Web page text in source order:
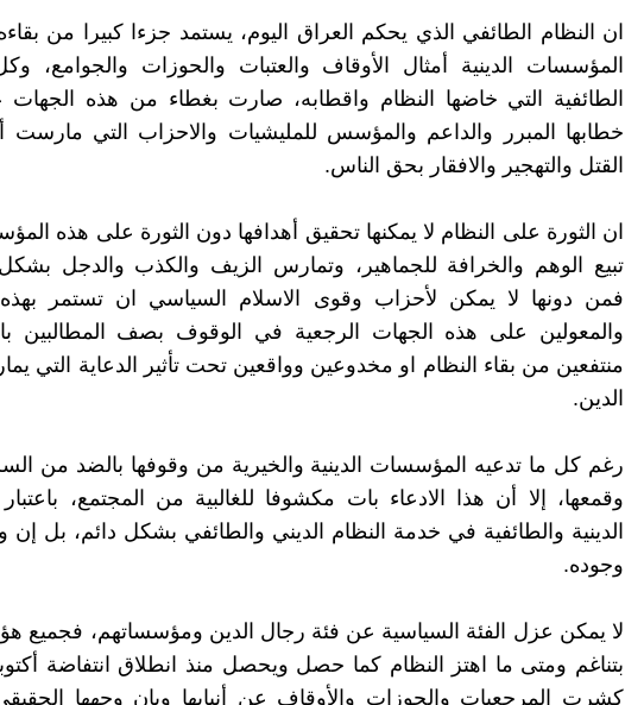
ان النظام الطائفي الذي يحكم العراق اليوم، يستمد جزءا كبيرا من
المؤسسات الدينية أمثال الأوقاف والعتبات والحوزات والجوامع،
الطائفية التي خاضها النظام واقطابه، صارت بغطاء من هذه
خطابها المبرر والداعم والمؤسس للمليشيات والاحزاب التي مارست
القتل والتهجير والافقار بحق الناس.
ان الثورة على النظام لا يمكنها تحقيق أهدافها دون الثورة على هذه
تبيع الوهم والخرافة للجماهير، وتمارس الزيف والكذب والدجل
فمن دونها لا يمكن لأحزاب وقوى الاسلام السياسي ان تستمر بهذه
والمعولين على هذه الجهات الرجعية في الوقوف بصف المطالبين
منتفعين من بقاء النظام او مخدوعين وواقعين تحت تأثير الدعاية التي
الدين.
رغم كل ما تدعيه المؤسسات الدينية والخيرية من وقوفها بالضد من
وقمعها، إلا أن هذا الادعاء بات مكشوفا للغالبية من المجتمع،
الدينية والطائفية في خدمة النظام الديني والطائفي بشكل دائم، بل
وجوده.
لا يمكن عزل الفئة السياسية عن فئة رجال الدين ومؤسساتهم، فجميع
بتناغم ومتى ما اهتز النظام كما حصل ويحصل منذ انطلاق انتفاضة
كشرت المرجعيات والحوزات والأوقاف عن أنيابها وبان وجهها